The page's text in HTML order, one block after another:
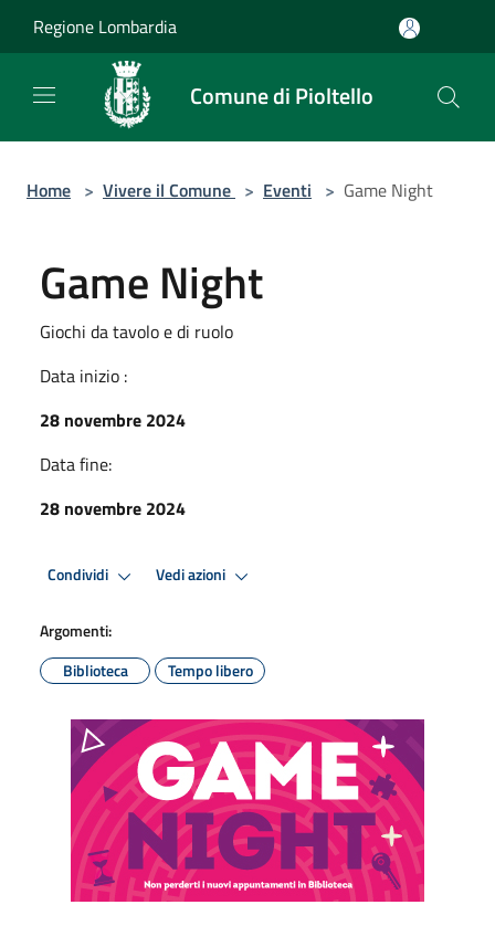
Regione Lombardia
Comune di Pioltello
Home > Vivere il Comune > Eventi > Game Night
Game Night
Giochi da tavolo e di ruolo
Data inizio :
28 novembre 2024
Data fine:
28 novembre 2024
Condividi Vedi azioni
Argomenti:
Biblioteca
Tempo libero